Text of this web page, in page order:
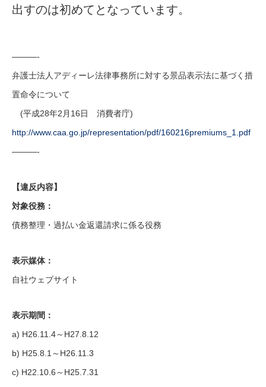
出すのは初めてとなっています。
———-
弁護士法人アディーレ法律事務所に対する景品表示法に基づく措
置命令について
(平成28年2月16日 消費者庁)
http://www.caa.go.jp/representation/pdf/160216premiums_1.pdf
———-
【違反内容】
対象役務：
債務整理・過払い金返還請求に係る役務
表示媒体：
自社ウェブサイト
表示期間：
a) H26.11.4～H27.8.12
b) H25.8.1～H26.11.3
c) H22.10.6～H25.7.31